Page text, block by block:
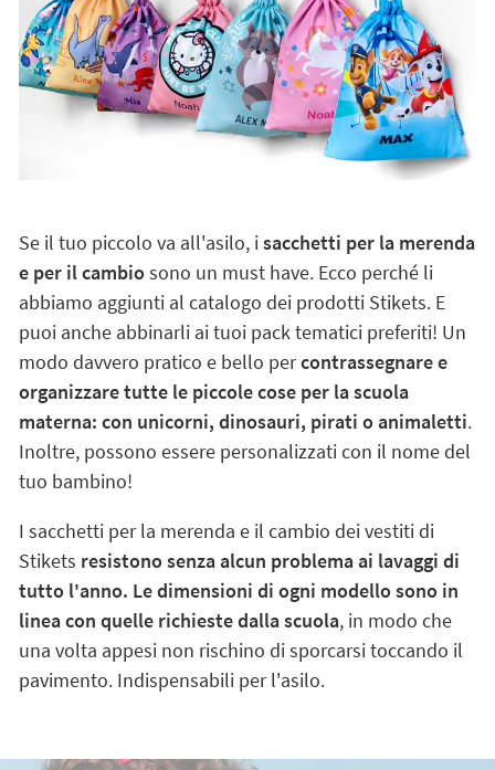
Se il tuo piccolo va all'asilo, isacchetti per la merenda
e per il cambiosono un must have. Ecco perché li
abbiamo aggiunti al catalogo dei prodotti Stikets. E
puoi anche abbinarli ai tuoi pack tematici preferiti! Un
modo davvero pratico e bello percontrassegnare e
organizzare tutte le piccole cose per la scuola
materna: con unicorni, dinosauri, pirati o animaletti.
Inoltre, possono essere personalizzati con il nome del
tuo bambino!
I sacchetti per la merenda e il cambio dei vestiti di
Stikets resistono senza alcun problema ai lavaggi di
tutto l'anno. Le dimensioni di ogni modello sono in
linea con quelle richieste dalla scuola, in modo che
una volta appesi non rischino di sporcarsi toccando il
pavimento. Indispensabili per l'asilo.